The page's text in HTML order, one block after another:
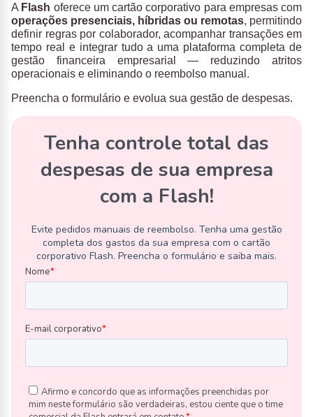
A Flash oferece um cartão corporativo para empresas com
operações presenciais, híbridas ou remotas, permitindo
definir regras por colaborador, acompanhar transações em
tempo real e integrar tudo a uma plataforma completa de
gestão financeira empresarial — reduzindo atritos
operacionais e eliminando o reembolso manual.
Preencha o formulário e evolua sua gestão de despesas.